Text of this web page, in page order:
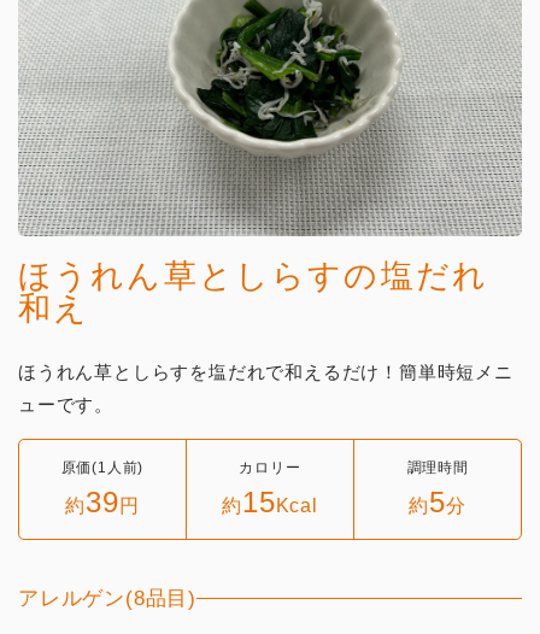
ほうれん草としらすの塩だれ
和え
ほうれん草としらすを塩だれで和えるだけ！簡単時短メニ
ューです。
原価(1人前)
約39円
カロリー
約15Kcal
調理時間
約5分
アレルゲン(8品目)